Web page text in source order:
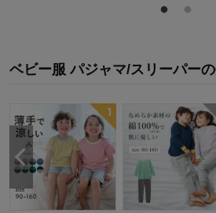
ベビー服 パジャマ/スリーパーの